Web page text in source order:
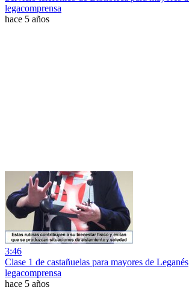
legacomprensa
hace 5 años
3:46
Clase 1 de castañuelas para mayores de Leganés
legacomprensa
hace 5 años